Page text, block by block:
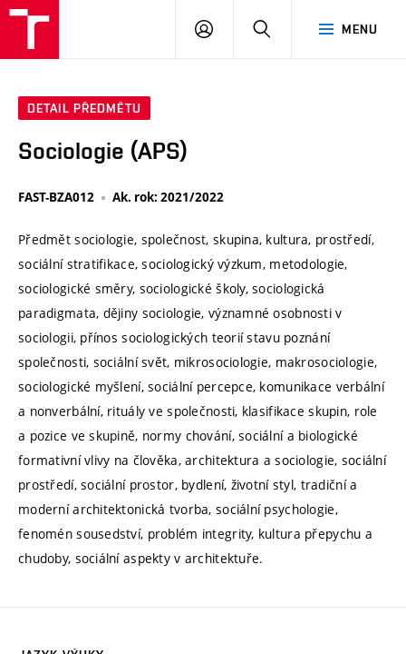
MENU
PŘIHLÁSIT
DETAIL PŘEDMĚTU
Sociologie (APS)
FAST-BZA012 Ak. rok: 2021/2022
Předmět sociologie, společnost, skupina, kultura, prostředí,
sociální stratifikace, sociologický výzkum, metodologie,
sociologické směry, sociologické školy, sociologická
paradigmata, dějiny sociologie, významné osobnosti v
sociologii, přínos sociologických teorií stavu poznání
společnosti, sociální svět, mikrosociologie, makrosociologie,
sociologické myšlení, sociální percepce, komunikace verbální
a nonverbální, rituály ve společnosti, klasifikace skupin, role
a pozice ve skupině, normy chování, sociální a biologické
formativní vlivy na člověka, architektura a sociologie, sociální
prostředí, sociální prostor, bydlení, životní styl, tradiční a
moderní architektonická tvorba, sociální psychologie,
fenomén sousedství, problém integrity, kultura přepychu a
chudoby, sociální aspekty v architektuře.